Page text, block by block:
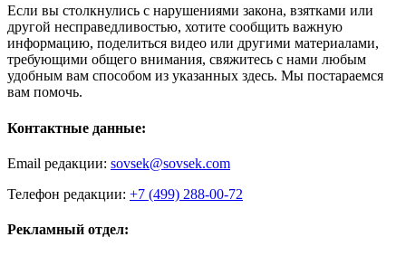
Если вы столкнулись с нарушениями закона, взятками или
другой несправедливостью, хотите сообщить важную
информацию, поделиться видео или другими материалами,
требующими общего внимания, свяжитесь с нами любым
удобным вам способом из указанных здесь. Мы постараемся
вам помочь.
Контактные данные:
Email редакции: sovsek@sovsek.com
Телефон редакции: +7 (499) 288-00-72
Рекламный отдел: